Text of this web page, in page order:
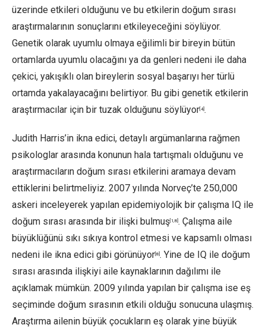
üzerinde etkileri olduğunu ve bu etkilerin doğum sırası
araştırmalarının sonuçlarını etkileyeceğini söylüyor.
Genetik olarak uyumlu olmaya eğilimli bir bireyin bütün
ortamlarda uyumlu olacağını ya da genleri nedeni ile daha
çekici, yakışıklı olan bireylerin sosyal başarıyı her türlü
ortamda yakalayacağını belirtiyor. Bu gibi genetik etkilerin
araştırmacılar için bir tuzak olduğunu söylüyor [4].
Judith Harris’in ikna edici, detaylı argümanlarına rağmen
psikologlar arasında konunun hala tartışmalı olduğunu ve
araştırmacıların doğum sırası etkilerini aramaya devam
ettiklerini belirtmeliyiz. 2007 yılında Norveç’te 250,000
askeri inceleyerek yapılan epidemiyolojik bir çalışma IQ ile
doğum sırası arasında bir ilişki bulmuş [1,8] . Çalışma aile
büyüklüğünü sıkı sıkıya kontrol etmesi ve kapsamlı olması
nedeni ile ikna edici gibi görünüyor [8] . Yine de IQ ile doğum
sırası arasında ilişkiyi aile kaynaklarının dağılımı ile
açıklamak mümkün. 2009 yılında yapılan bir çalışma ise eş
seçiminde doğum sırasının etkili olduğu sonucuna ulaşmış.
Araştırma ailenin büyük çocukların eş olarak yine büyük